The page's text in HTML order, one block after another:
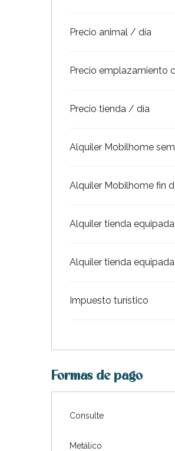
Precio animal / día
Precio emplazamiento
Precio tienda / día
Alquiler Mobilhome
Alquiler Mobilhome fin
Alquiler tienda
Alquiler tienda
Impuesto turístico
Formas de pago
Consulte
Metálico